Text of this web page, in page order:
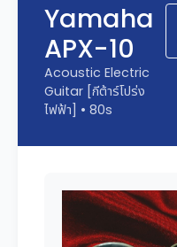
Yamaha
APX-10
Acoustic Electric
Guitar [กีต้าร์โปร่ง
ไฟฟ้า] • 80s